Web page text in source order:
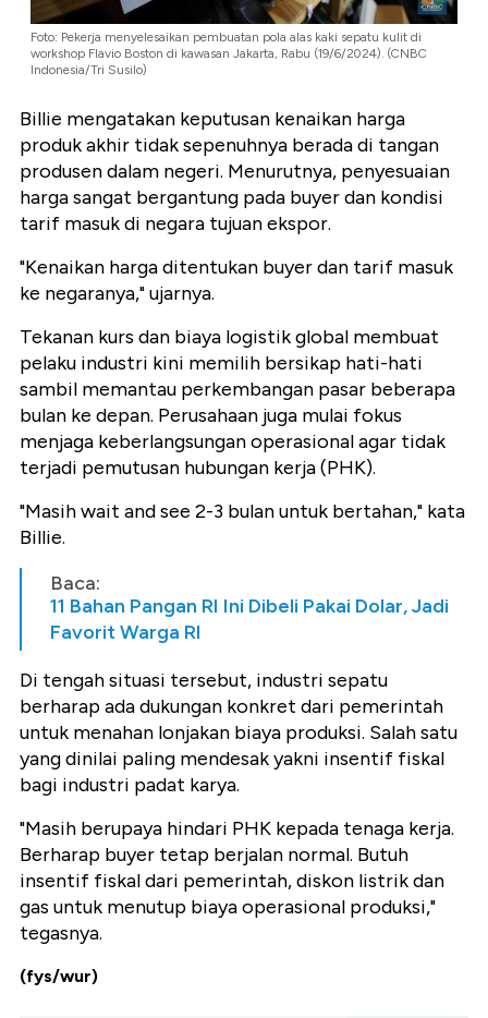
Foto: Pekerja menyelesaikan pembuatan pola alas kaki sepatu kulit di
workshop Flavio Boston di kawasan Jakarta, Rabu (19/6/2024). (CNBC
Indonesia/Tri Susilo)
Billie mengatakan keputusan kenaikan harga
produk akhir tidak sepenuhnya berada di tangan
produsen dalam negeri. Menurutnya, penyesuaian
harga sangat bergantung pada buyer dan kondisi
tarif masuk di negara tujuan ekspor.
"Kenaikan harga ditentukan buyer dan tarif masuk
ke negaranya," ujarnya.
Tekanan kurs dan biaya logistik global membuat
pelaku industri kini memilih bersikap hati-hati
sambil memantau perkembangan pasar beberapa
bulan ke depan. Perusahaan juga mulai fokus
menjaga keberlangsungan operasional agar tidak
terjadi pemutusan hubungan kerja (PHK).
"Masih wait and see 2-3 bulan untuk bertahan," kata
Billie.
Baca:
11 Bahan Pangan RI Ini Dibeli Pakai Dolar, Jadi
Favorit Warga RI
Di tengah situasi tersebut, industri sepatu
berharap ada dukungan konkret dari pemerintah
untuk menahan lonjakan biaya produksi. Salah satu
yang dinilai paling mendesak yakni insentif fiskal
bagi industri padat karya.
"Masih berupaya hindari PHK kepada tenaga kerja.
Berharap buyer tetap berjalan normal. Butuh
insentif fiskal dari pemerintah, diskon listrik dan
gas untuk menutup biaya operasional produksi,"
tegasnya.
(fys/wur)